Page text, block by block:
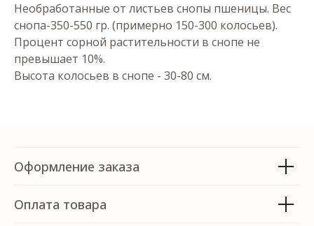
Необработанные от листьев снопы пшеницы. Вес
снопа-350-550 гр. (примерно 150-300 колосьев).
Процент сорной растительности в снопе не
превышает 10%.
Высота колосьев в снопе - 30-80 см.
Оформление заказа
Оплата товара